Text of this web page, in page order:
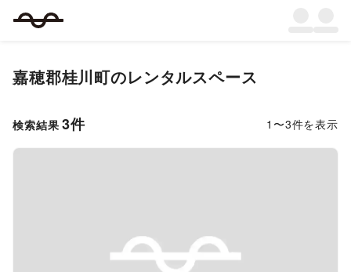
嘉穂郡桂川町のレンタルスペース
検索結果 3件 1 〜3件を表示
Previous slide